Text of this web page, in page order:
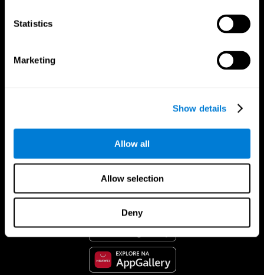
Statistics
Marketing
Show details
Allow all
Allow selection
Deny
CogniFit Aplicação